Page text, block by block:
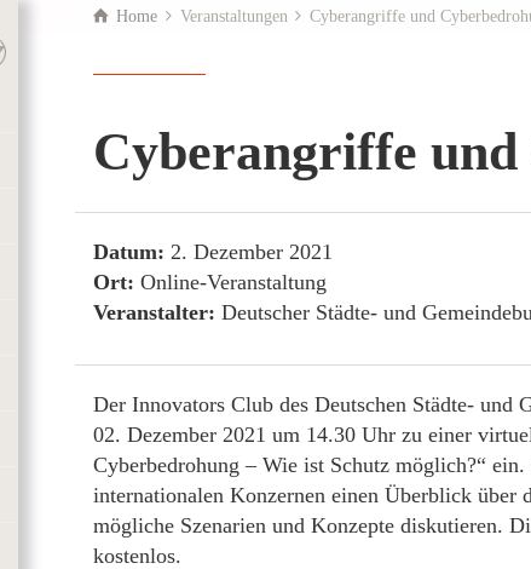
Home Veranstaltungen Cyberangriffe und
Cyberangriffe
Datum: 2. Dezember 2021
Ort: Online-Veranstaltung
Veranstalter: Deutscher Städte- und
Der Innovators Club des Deutschen Städte- und
02. Dezember 2021 um 14.30 Uhr zu einer
Cyberbedrohung – Wie ist Schutz möglich?“
internationalen Konzernen einen Überblick über
mögliche Szenarien und Konzepte diskutieren.
kostenlos.